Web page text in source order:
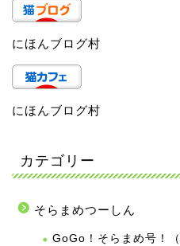
にほんブログ村
にほんブログ村
カテゴリー
そらまめつーしん
GoGo！そらまめ号！（